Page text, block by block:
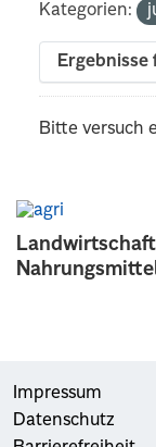
Kategorien:
Ergebnisse
Bitte versuch
Impressum
Datenschutz